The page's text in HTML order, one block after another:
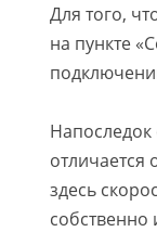
Для того,
на пункте
Напоследок
отличается
здесь